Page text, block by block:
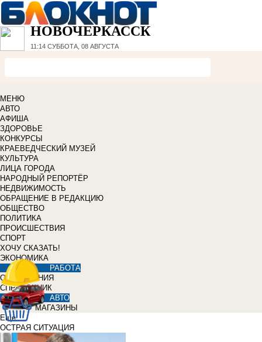
НОВОЧЕРКАССК
11:14 СУББОТА, 08 АВГУСТА
МЕНЮ
АВТО
АФИША
ЗДОРОВЬЕ
КОНКУРСЫ
КРАЕВЕДЧЕСКИЙ МУЗЕЙ
КУЛЬТУРА
ЛИЦА ГОРОДА
НАРОДНЫЙ РЕПОРТЁР
НЕДВИЖИМОСТЬ
ОБРАЩЕНИЕ В РЕДАКЦИЮ
ОБЩЕСТВО
ПОЛИТИКА
ПРОИСШЕСТВИЯ
СПОРТ
ХОЧУ СКАЗАТЬ!
ЭКОНОМИКА
РАБОТА
ОБЪЯВЛЕНИЯ
СПРАВОЧНИК
АВТО
МАГАЗИНЫ
Еще
ОСТРАЯ СИТУАЦИЯ